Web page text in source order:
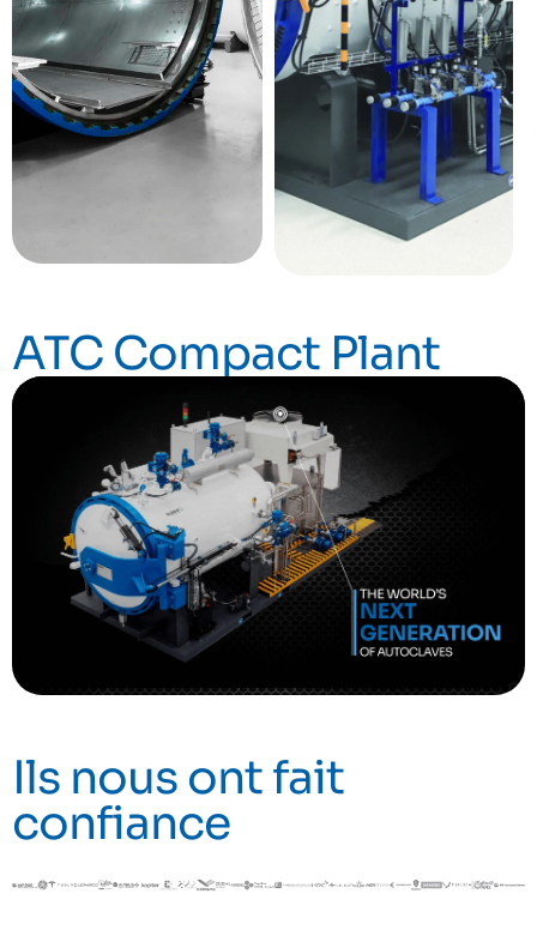
ATC Compact Plant
Ils nous ont fait
confiance